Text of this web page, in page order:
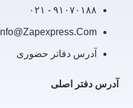
۹۱۰۷۰۱۸۸ - ۰۲۱
Info@zapexpress.com
آدرس دفاتر حضوری
آدرس دفتر اصلی